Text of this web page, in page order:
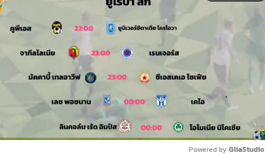
Powered by